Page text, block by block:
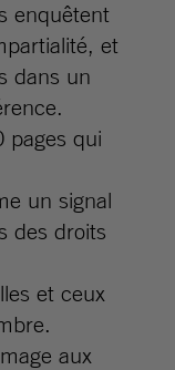
enquêtent
et
dans un
pages qui
un signal
des droits
et ceux
aux